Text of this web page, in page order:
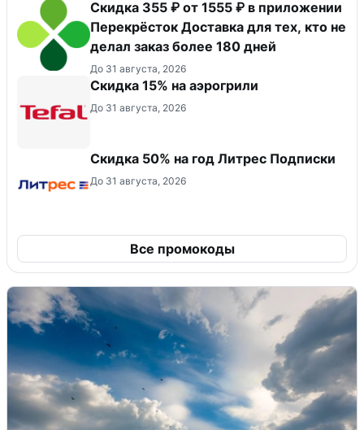
Скидка 355 ₽ от 1555 ₽ в приложении
Перекрёсток Доставка для тех, кто не
делал заказ более 180 дней
До 31 августа, 2026
Скидка 15% на аэрогрили
До 31 августа, 2026
Скидка 50% на год Литрес Подписки
До 31 августа, 2026
Все промокоды